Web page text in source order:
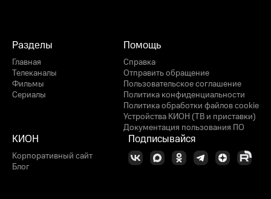
Разделы
Главная
Телеканалы
Фильмы
Сериалы
Помощь
Справка
Отправить обращение
Пользовательское соглашение
Политика конфиденциальности
Политика обработки файлов cookie
Устройства КИОН (ТВ и приставки)
Документация пользования ПО
КИОН
Корпоративный сайт
Блог
Подписывайся